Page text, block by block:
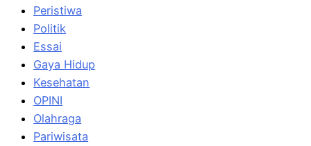
Peristiwa
Politik
Essai
Gaya Hidup
Kesehatan
OPINI
Olahraga
Pariwisata